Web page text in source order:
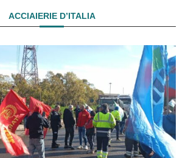
ACCIAIERIE D’ITALIA